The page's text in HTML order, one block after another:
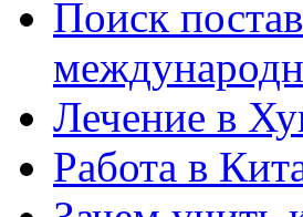
Поиск
Лечение в
Работа в